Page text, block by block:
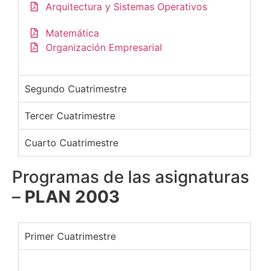
Arquitectura y Sistemas Operativos
Matemática
Organización Empresarial
Segundo Cuatrimestre
Tercer Cuatrimestre
Cuarto Cuatrimestre
Programas de las asignaturas
– PLAN 2003
Primer Cuatrimestre